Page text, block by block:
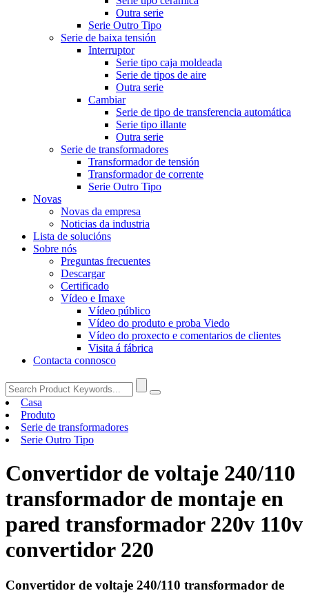
Outra serie
Serie Outro Tipo
Serie de baixa tensión
Interruptor
Serie tipo caja moldeada
Serie de tipos de aire
Outra serie
Cambiar
Serie de tipo de transferencia automática
Serie tipo illante
Outra serie
Serie de transformadores
Transformador de tensión
Transformador de corrente
Serie Outro Tipo
Novas
Novas da empresa
Noticias da industria
Lista de solucións
Sobre nós
Preguntas frecuentes
Descargar
Certificado
Vídeo e Imaxe
Vídeo público
Vídeo do produto e proba Viedo
Vídeo do proxecto e comentarios de clientes
Visita á fábrica
Contacta connosco
Casa
Produto
Serie de transformadores
Serie Outro Tipo
Convertidor de voltaje 240/110
transformador de montaje en
pared transformador 220v 110v
convertidor 220
Convertidor de voltaje 240/110 transformador de